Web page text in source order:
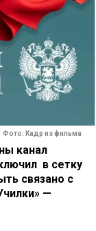
Фото: Кадр из фильма
канал
в сетку
связано с
—